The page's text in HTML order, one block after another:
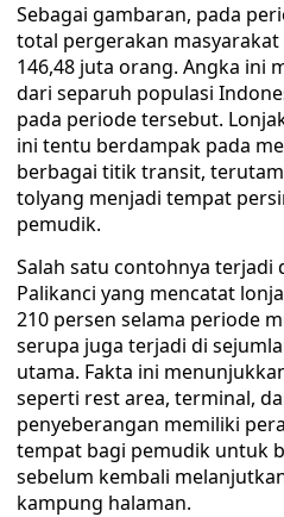
Sebagai gambaran, pada
total pergerakan
146,48 juta orang. Angka ini
dari separuh populasi
pada periode tersebut.
ini tentu berdampak pada
berbagai titik transit,
tolyang menjadi tempat
pemudik.
Salah satu contohnya terjadi
Palikanci yang mencatat
210 persen selama periode
serupa juga terjadi di
utama. Fakta ini
seperti rest area, terminal,
penyeberangan memiliki
tempat bagi pemudik untuk
sebelum kembali
kampung halaman.